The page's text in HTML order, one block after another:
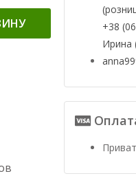
+38
Ирина